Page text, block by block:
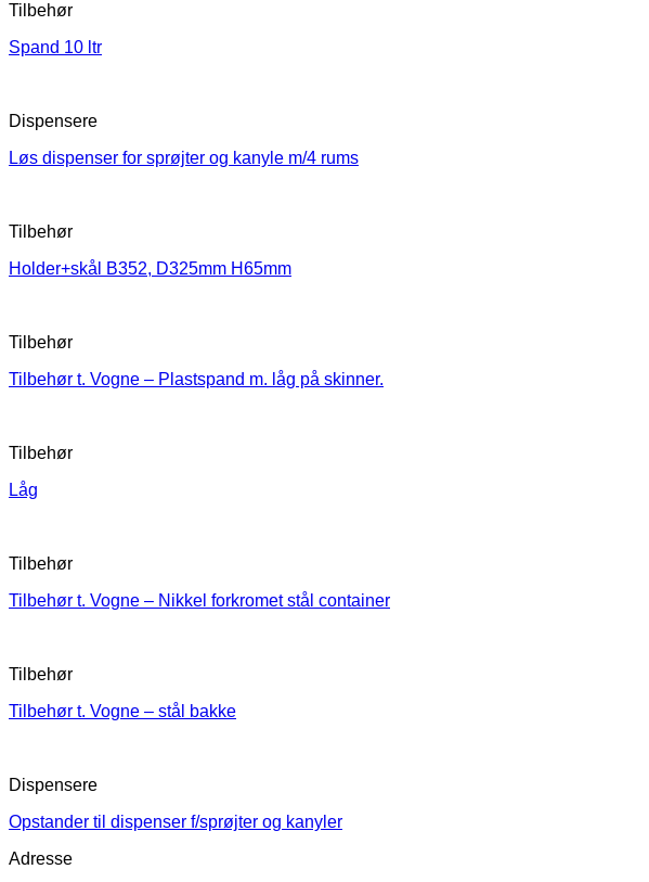
Tilbehør
Spand 10 ltr
Dispensere
Løs dispenser for sprøjter og kanyle m/4 rums
Tilbehør
Holder+skål B352, D325mm H65mm
Tilbehør
Tilbehør t. Vogne – Plastspand m. låg på skinner.
Tilbehør
Låg
Tilbehør
Tilbehør t. Vogne – Nikkel forkromet stål container
Tilbehør
Tilbehør t. Vogne – stål bakke
Dispensere
Opstander til dispenser f/sprøjter og kanyler
Adresse